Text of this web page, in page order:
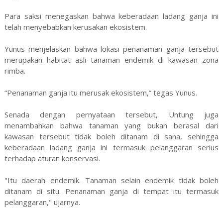
Para saksi menegaskan bahwa keberadaan ladang ganja ini
telah menyebabkan kerusakan ekosistem.
Yunus menjelaskan bahwa lokasi penanaman ganja tersebut
merupakan habitat asli tanaman endemik di kawasan zona
rimba.
“Penanaman ganja itu merusak ekosistem,” tegas Yunus.
Senada dengan pernyataan tersebut, Untung juga
menambahkan bahwa tanaman yang bukan berasal dari
kawasan tersebut tidak boleh ditanam di sana, sehingga
keberadaan ladang ganja ini termasuk pelanggaran serius
terhadap aturan konservasi.
"Itu daerah endemik. Tanaman selain endemik tidak boleh
ditanam di situ. Penanaman ganja di tempat itu termasuk
pelanggaran," ujarnya.